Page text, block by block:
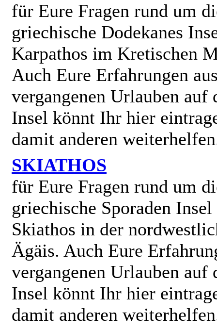
für Eure Fragen rund um
griechische Dodekanes
Karpathos im Kretischen
Auch Eure Erfahrungen
vergangenen Urlauben auf
Insel könnt Ihr hier
damit anderen
SKIATHOS
für Eure Fragen rund um
griechische Sporaden Insel
Skiathos in der
Ägäis. Auch Eure
vergangenen Urlauben auf
Insel könnt Ihr hier
damit anderen